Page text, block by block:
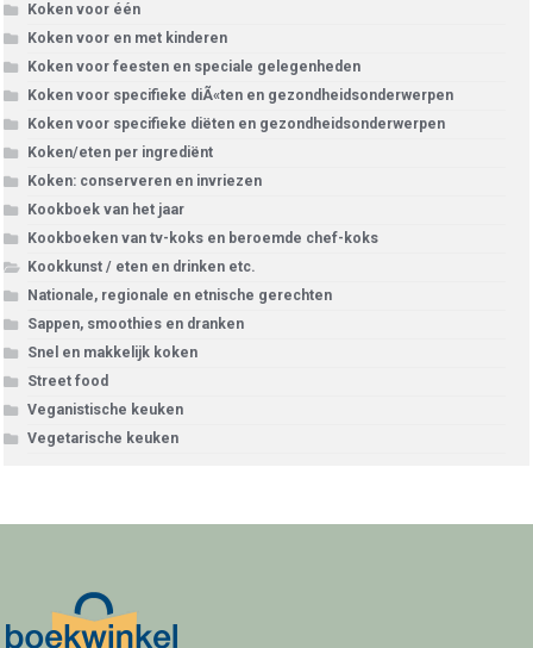
Koken voor één
Koken voor en met kinderen
Koken voor feesten en speciale gelegenheden
Koken voor specifieke diÃ«ten en gezondheidsonderwerpen
Koken voor specifieke diëten en gezondheidsonderwerpen
Koken/eten per ingrediënt
Koken: conserveren en invriezen
Kookboek van het jaar
Kookboeken van tv-koks en beroemde chef-koks
Kookkunst / eten en drinken etc.
Nationale, regionale en etnische gerechten
Sappen, smoothies en dranken
Snel en makkelijk koken
Street food
Veganistische keuken
Vegetarische keuken